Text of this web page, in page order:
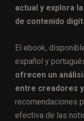
actual y explora
de contenido
El ebook,
español y
ofrecen un
entre creadores
recomendaciones
efectiva de las